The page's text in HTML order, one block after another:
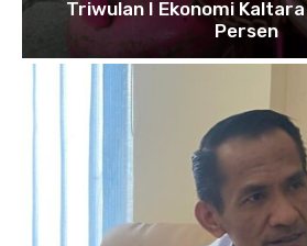
Triwulan I Ekonomi
Persen